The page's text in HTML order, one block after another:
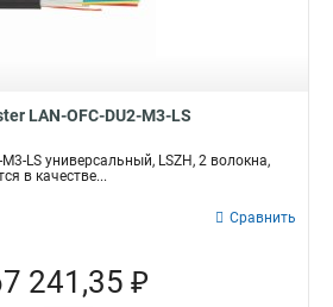
LAN-OFC-DU2-M3-LS
LS универсальный, LSZH, 2 волокна,
в качестве...
Сравнить
241,35 ₽